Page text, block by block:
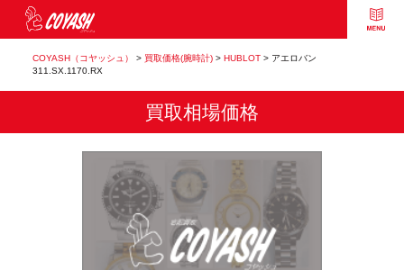
COYASH（コヤッシュ） > 買取価格(腕時計)> HUBLOT> アエロバン
311.SX.1170.RX
買取相場価格